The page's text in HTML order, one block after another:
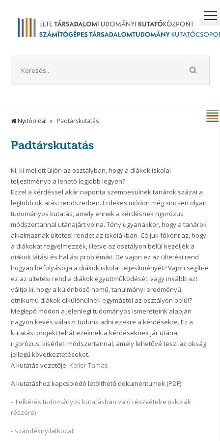
Nyitóoldal Padtárskutatás
Padtárskutatás
Ki, ki mellett üljön az osztályban, hogy a diákok iskolai
teljesítménye a lehető legjobb legyen?
Ezzel a kérdéssel akár naponta szembesülnek tanárok százai a
legtöbb oktatási rendszerben. Érdekes módon még sincsen olyan
tudományos kutatás, amely ennek a kérdésnek rigorózus
módszertannal utánajárt volna. Tény ugyanakkor, hogy a tanárok
alkalmaznak ültetési rendet az iskolákban. Céljuk főként az, hogy
a diákokat fegyelmezzék, illetve az osztályon belül kezeljék a
diákok látási és hallási problémáit. De vajon ez az ültetési rend
hogyan befolyásolja a diákok iskolai teljesítményét? Vajon segíti-e
ez az ültetési rend a diákok együttműködését, vagy inkább azt
váltja ki, hogy a különböző nemű, tanulmányi eredményű,
etnikumú diákok elkülönülnek egymástól az osztályon belül?
Meglepő módon a jelenlegi tudományos ismereteink alapján
nagyon kevés választ tudunk adni ezekre a kérdésekre. Ez a
kutatási projekt tehát ezeknek a kérdéseknek jár utána,
rigorózus, kísérleti módszertannal, amely lehetővé teszi az oksági
jellegű következtetéseket.
A kutatás vezetője: Keller Tamás
A kutatáshoz kapcsolódó letölthető dokumentumok (PDF):
- Felkérés tudományos kutatásban való részvételre (iskolák
részére)
- Szándéknyilatkozat